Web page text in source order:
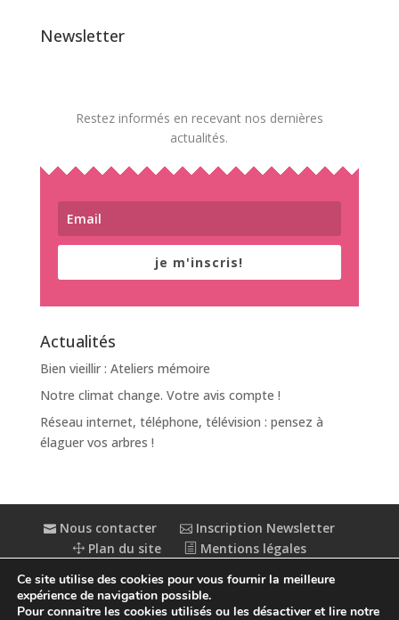
Newsletter
Restez informés en recevant nos dernières
actualités.
je m'inscris!
Actualités
Bien vieillir : Ateliers mémoire
Notre climat change. Votre avis compte !
Réseau internet, téléphone, télévision : pensez à
élaguer vos arbres !
Nous contacter
Inscription Newsletter
Plan du site
Mentions légales
Accessibilité : partiellement conforme
Ce site utilise des cookies pour vous fournir la meilleure
expérience de navigation possible.
Pour connaitre les cookies utilisés ou les désactiver et lire notre